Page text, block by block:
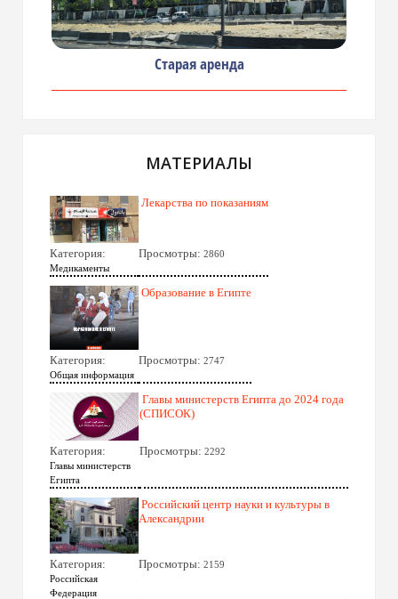
Старая аренда
МАТЕРИАЛЫ
Лекарства по показаниям
Категория:
Медикаменты
Просмотры: 2860
Образование в Египте
Категория:
Общая информация
Просмотры: 2747
Главы министерств Египта до 2024 года
(СПИСОК)
Категория:
Главы министерств
Египта
Просмотры: 2292
Российский центр науки и культуры в
Александрии
Категория:
Российская
Федерация
Просмотры: 2159